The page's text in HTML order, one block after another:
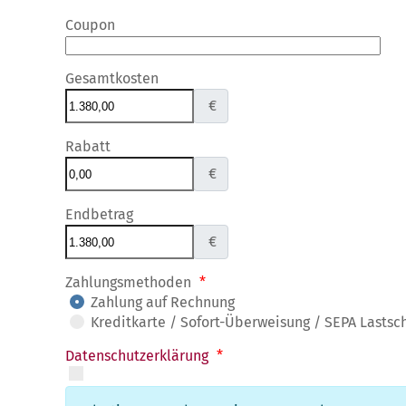
Coupon
Gesamtkosten
€
Rabatt
€
Endbetrag
€
Zahlungsmethoden *
Zahlung auf Rechnung
Kreditkarte / Sofort-Überweisung / SEPA
Datenschutzerklärung *